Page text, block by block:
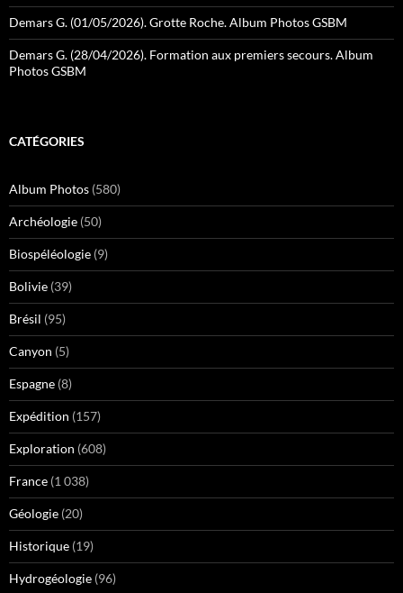
Demars G. (01/05/2026). Grotte Roche. Album Photos GSBM
Demars G. (28/04/2026). Formation aux premiers secours. Album
Photos GSBM
CATÉGORIES
Album Photos (580)
Archéologie (50)
Biospéléologie (9)
Bolivie (39)
Brésil (95)
Canyon (5)
Espagne (8)
Expédition (157)
Exploration (608)
France (1 038)
Géologie (20)
Historique (19)
Hydrogéologie (96)